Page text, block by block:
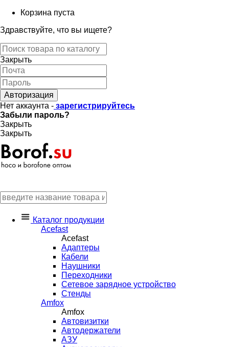
Корзина пуста
Здравствуйте, что вы ищете?
Закрыть
Авторизация
Нет аккаунта - зарегистрируйтесь
Забыли пароль?
Закрыть
Закрыть
Каталог продукции
Acefast
Acefast
Адаптеры
Кабели
Наушники
Переходники
Сетевое зарядное устройство
Стенды
Amfox
Amfox
Автовизитки
Автодержатели
АЗУ